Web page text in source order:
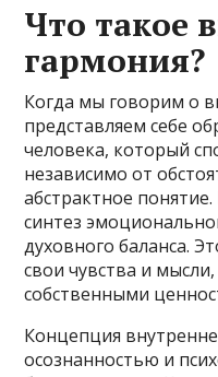
Что такое
гармония?
Когда мы говорим о
представляем себе
человека, который
независимо от
абстрактное
синтез
духовного баланса.
свои чувства и
собственными
Концепция
осознанностью и